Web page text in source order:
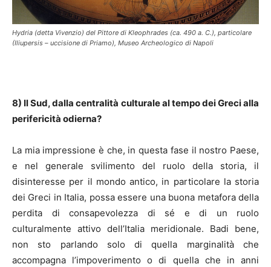
Hydria (detta Vivenzio) del Pittore di Kleophrades (ca. 490 a. C.), particolare
(Iliupersis – uccisione di Priamo), Museo Archeologico di Napoli
8) Il Sud, dalla centralità culturale al tempo dei Greci alla
perifericità odierna?
La mia impressione è che, in questa fase il nostro Paese,
e nel generale svilimento del ruolo della storia, il
disinteresse per il mondo antico, in particolare la storia
dei Greci in Italia, possa essere una buona metafora della
perdita di consapevolezza di sé e di un ruolo
culturalmente attivo dell’Italia meridionale. Badi bene,
non sto parlando solo di quella marginalità che
accompagna l’impoverimento o di quella che in anni